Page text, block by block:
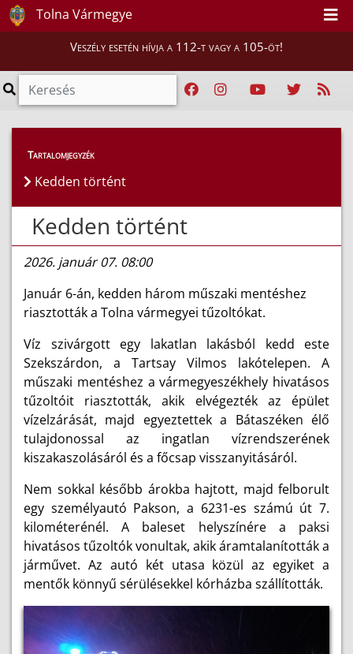
Tolna Vármegye
Veszély esetén hívja a 112-t vagy a 105-öt!
Híreink > Hírek
Tartalomjegyzék
Kedden történt
Kedden történt
2026. január 07. 08:00
Január 6-án, kedden három műszaki mentéshez
riasztották a Tolna vármegyei tűzoltókat.
Víz szivárgott egy lakatlan lakásból kedd este
Szekszárdon, a Tartsay Vilmos lakótelepen. A
műszaki mentéshez a vármegyeszékhely hivatásos
tűzoltóit riasztották, akik elvégezték az épület
vízelzárását, majd egyeztettek a Bátaszéken élő
tulajdonossal az ingatlan vízrendszerének
kiszakaszolásáról és a főcsap visszanyitásáról.
Nem sokkal később árokba hajtott, majd felborult
egy személyautó Pakson, a 6231-es számú út 7.
kilométerénél. A baleset helyszínére a paksi
hivatásos tűzoltók vonultak, akik áramtalanították a
járművet. Az autó két utasa közül az egyiket a
mentők könnyű sérülésekkel kórházba szállították.